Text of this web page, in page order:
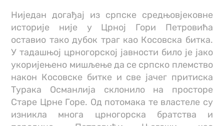
Ниједан догађај из српске средњовјековне
историје није у Црној Гори Петровића
оставио тако дубок траг као Косовска битка.
У тадашњој црногорској јавности било је јако
укоријењено мишљење да се српско племство
након Косовске битке и све јачег притиска
Турака Османлија склонило на просторе
Старе Црне Горе. Од потомака те властеле су
изникла многа црногорска братства и